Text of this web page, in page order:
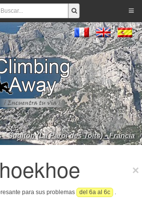
- Sugiton (La Paroi des Toits) - Francia
para sus problemas del 6a al 6c
.